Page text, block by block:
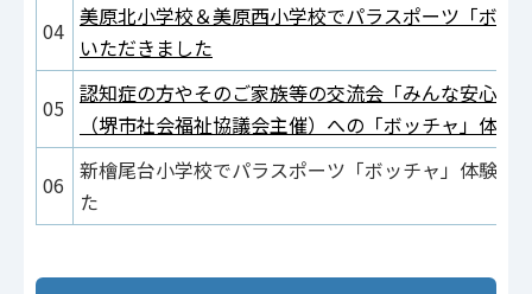
04
美原北小学校＆美原西小学校でパラスポーツ「ボッ
いただきました
05
認知症の方やそのご家族等の交流会「みんな安心
（堺市社会福祉協議会主催）への「ボッチャ」体験
06
新檜尾台小学校でパラスポーツ「ボッチャ」体験交
た